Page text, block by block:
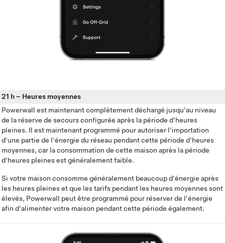
21 h– Heures moyennes
Powerwall est maintenant complètement déchargé jusqu'au niveau
de la réserve de secours configurée après la période d'heures
pleines. Il est maintenant programmé pour autoriser l'importation
d'une partie de l'énergie du réseau pendant cette période d'heures
moyennes, car la consommation de cette maison après la période
d'heures pleines est généralement faible.
Si votre maison consomme généralement beaucoup d'énergie après
les heures pleines et que les tarifs pendant les heures moyennes sont
élevés, Powerwall peut être programmé pour réserver de l'énergie
afin d'alimenter votre maison pendant cette période également.